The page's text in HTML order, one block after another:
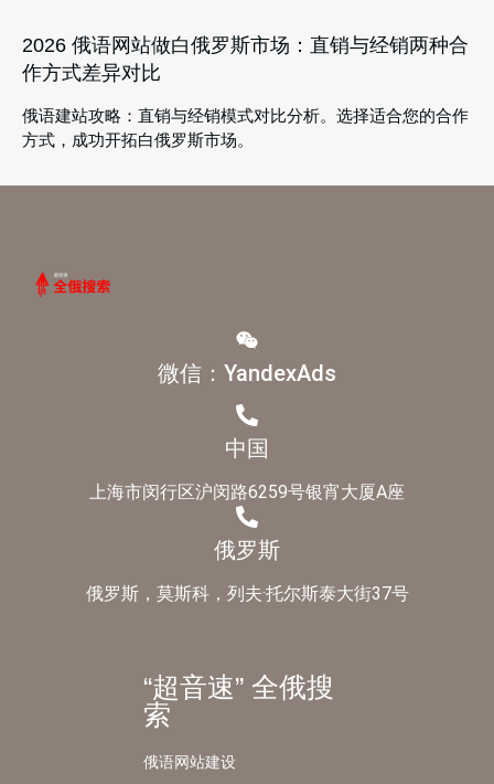
2026 俄语网站做白俄罗斯市场：直销与经销两种合
作方式差异对比
俄语建站攻略：直销与经销模式对比分析。选择适合您的合作
方式，成功开拓白俄罗斯市场。
微信：YandexAds
中国
上海市闵行区沪闵路6259号银宵大厦A座
俄罗斯
俄罗斯，莫斯科，列夫·托尔斯泰大街37号
“超音速” 全俄搜
索
俄语网站建设